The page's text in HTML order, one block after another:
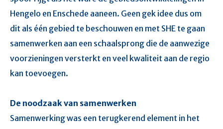
Hengelo en Enschede aaneen. Geen gek idee dus om
dit als één gebied te beschouwen en met SHE te gaan
samenwerken aan een schaalsprong die de aanwezige
voorzieningen versterkt en veel kwaliteit aan de regio
kan toevoegen.
De noodzaak van samenwerken
Samenwerking was een terugkerend element in het